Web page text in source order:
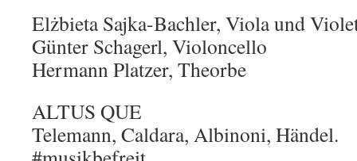
Elżbieta Sajka-Bachler, Viola und
Günter Schagerl, Violoncello
Hermann Platzer, Theorbe
ALTUS QUE
Telemann, Caldara, Albinoni, Händel.